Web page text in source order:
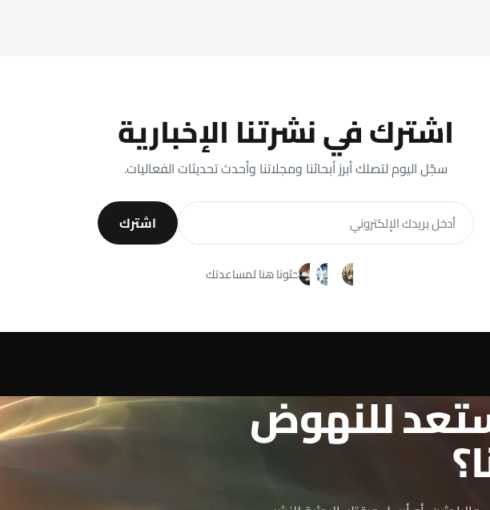
اشترك في نشرتنا الإخبارية
سجّل اليوم لتصلك أبرز أبحاثنا ومجلاتنا وأحدث تحديثات الفعاليات.
اشترك
باحثونا هنا لمساعدتك
للنهوض